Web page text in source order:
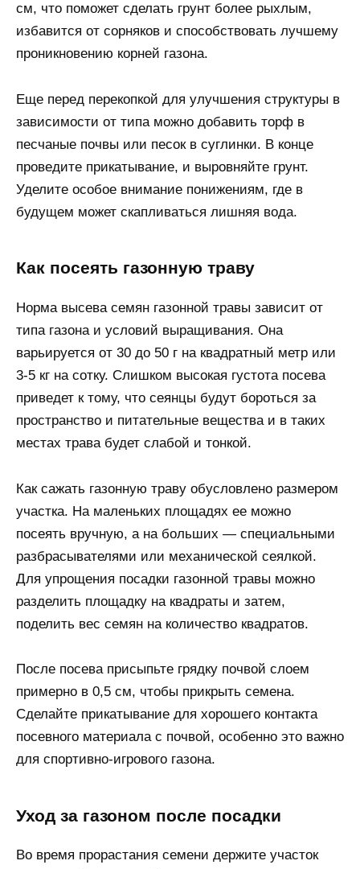
см, что поможет сделать грунт более рыхлым,
избавится от сорняков и способствовать лучшему
проникновению корней газона.
Еще перед перекопкой для улучшения структуры в
зависимости от типа можно добавить торф в
песчаные почвы или песок в суглинки. В конце
проведите прикатывание, и выровняйте грунт.
Уделите особое внимание понижениям, где в
будущем может скапливаться лишняя вода.
Как посеять газонную траву
Норма высева семян газонной травы зависит от
типа газона и условий выращивания. Она
варьируется от 30 до 50 г на квадратный метр или
3-5 кг на сотку. Слишком высокая густота посева
приведет к тому, что сеянцы будут бороться за
пространство и питательные вещества и в таких
местах трава будет слабой и тонкой.
Как сажать газонную траву обусловлено размером
участка. На маленьких площадях ее можно
посеять вручную, а на больших — специальными
разбрасывателями или механической сеялкой.
Для упрощения посадки газонной травы можно
разделить площадку на квадраты и затем,
поделить вес семян на количество квадратов.
После посева присыпьте грядку почвой слоем
примерно в 0,5 см, чтобы прикрыть семена.
Сделайте прикатывание для хорошего контакта
посевного материала с почвой, особенно это важно
для спортивно-игрового газона.
Уход за газоном после посадки
Во время прорастания семени держите участок